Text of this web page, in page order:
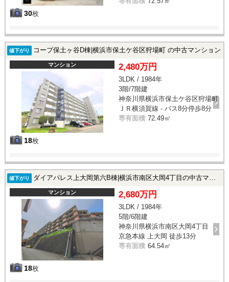
30枚
値下がり コープ保土ヶ谷D棟|横浜市保土ケ谷区狩場町 の中古マンション
マンション
18枚
2,480万円
3LDK / 1984年
3階/7階建
神奈川県横浜市保土ケ谷区狩場町
ＪＲ横須賀線 - バス8分停歩8分
専有面積 72.49㎡
値下がり ダイアパレス上大岡第六B棟|横浜市南区大岡4丁目の中古マンション
マンション
18枚
2,680万円
3LDK / 1984年
5階/6階建
神奈川県横浜市南区大岡4丁目
京急本線 上大岡 徒歩13分
専有面積 64.54㎡